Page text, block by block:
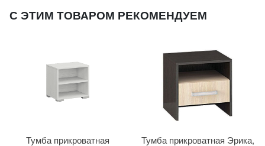
С ЭТИМ ТОВАРОМ РЕКОМЕНДУЕМ
Тумба прикроватная Тумба прикроватная Эрика,